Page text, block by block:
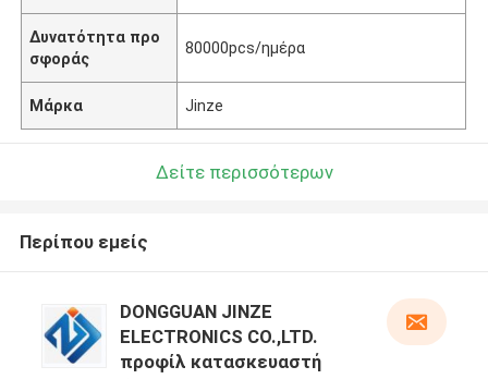
Δυνατότητα προ
σφοράς
80000pcs/ημέρα
Μάρκα Jinze
Δείτε περισσότερων
Περίπου εμείς
DONGGUAN JINZE
ELECTRONICS CO.,LTD.
προφίλ κατασκευαστή